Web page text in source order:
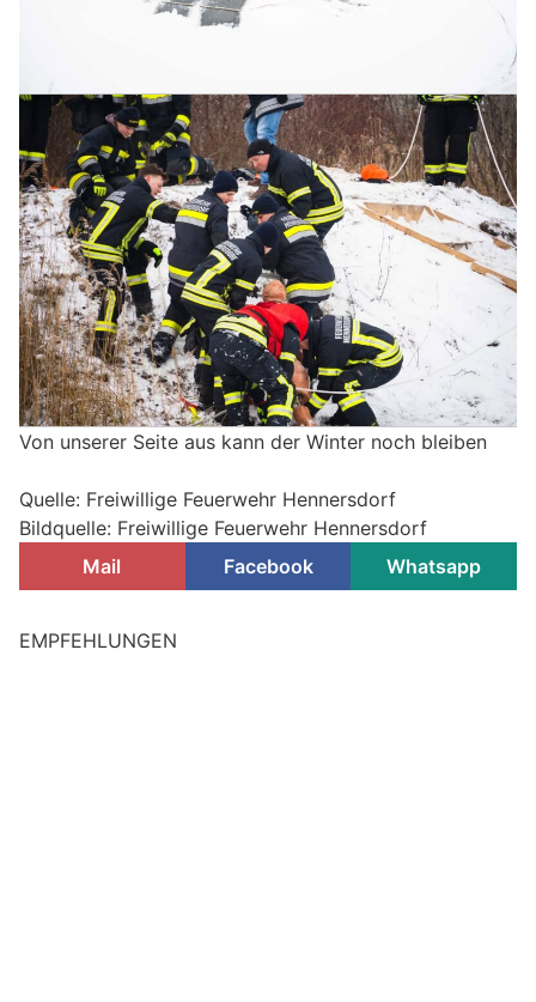
Von unserer Seite aus kann der Winter noch bleiben
Quelle: Freiwillige Feuerwehr Hennersdorf
Bildquelle: Freiwillige Feuerwehr Hennersdorf
Mail
Facebook Whatsapp
EMPFEHLUNGEN